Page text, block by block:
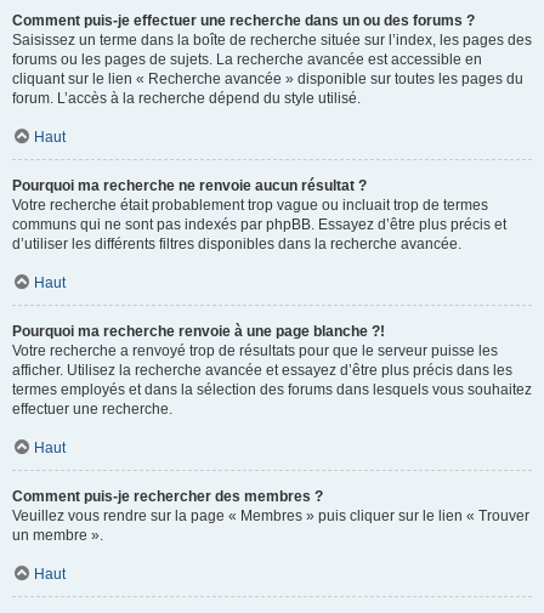
Comment puis-je effectuer une recherche dans un ou des forums ?
Saisissez un terme dans la boîte de recherche située sur l’index, les pages des
forums ou les pages de sujets. La recherche avancée est accessible en
cliquant sur le lien « Recherche avancée » disponible sur toutes les pages du
forum. L’accès à la recherche dépend du style utilisé.
Haut
Pourquoi ma recherche ne renvoie aucun résultat ?
Votre recherche était probablement trop vague ou incluait trop de termes
communs qui ne sont pas indexés par phpBB. Essayez d’être plus précis et
d’utiliser les différents filtres disponibles dans la recherche avancée.
Haut
Pourquoi ma recherche renvoie à une page blanche ?!
Votre recherche a renvoyé trop de résultats pour que le serveur puisse les
afficher. Utilisez la recherche avancée et essayez d’être plus précis dans les
termes employés et dans la sélection des forums dans lesquels vous souhaitez
effectuer une recherche.
Haut
Comment puis-je rechercher des membres ?
Veuillez vous rendre sur la page « Membres » puis cliquer sur le lien « Trouver
un membre ».
Haut